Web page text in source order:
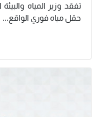
تفقد وزير المياه
حقل مياه فوري الواقع...